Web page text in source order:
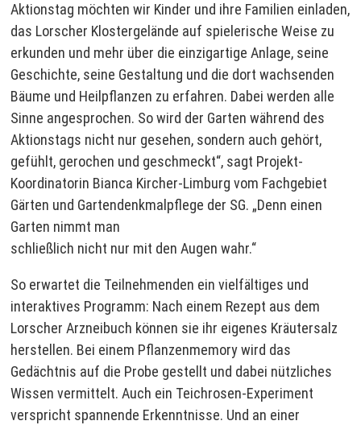
Aktionstag möchten wir Kinder und ihre Familien einladen,
das Lorscher Klostergelände auf spielerische Weise zu
erkunden und mehr über die einzigartige Anlage, seine
Geschichte, seine Gestaltung und die dort wachsenden
Bäume und Heilpflanzen zu erfahren. Dabei werden alle
Sinne angesprochen. So wird der Garten während des
Aktionstags nicht nur gesehen, sondern auch gehört,
gefühlt, gerochen und geschmeckt“, sagt Projekt-
Koordinatorin Bianca Kircher-Limburg vom Fachgebiet
Gärten und Gartendenkmalpflege der SG. „Denn einen
Garten nimmt man
schließlich nicht nur mit den Augen wahr.“
So erwartet die Teilnehmenden ein vielfältiges und
interaktives Programm: Nach einem Rezept aus dem
Lorscher Arzneibuch können sie ihr eigenes Kräutersalz
herstellen. Bei einem Pflanzenmemory wird das
Gedächtnis auf die Probe gestellt und dabei nützliches
Wissen vermittelt. Auch ein Teichrosen-Experiment
verspricht spannende Erkenntnisse. Und an einer